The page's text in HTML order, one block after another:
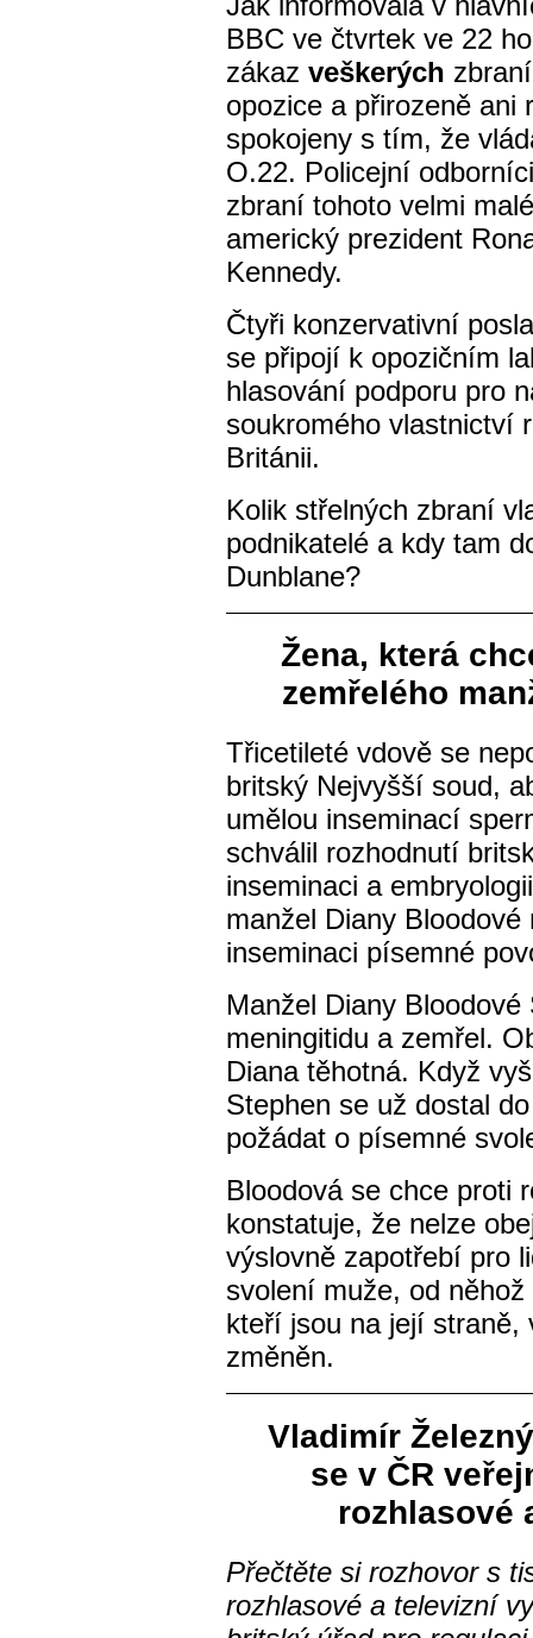
BBC ve čtvrtek ve 22
zákaz veškerých
opozice a přirozeně ani
spokojeny s tím, že
O.22. Policejní
zbraní tohoto velmi
americký prezident
Kennedy.
Čtyři konzervativní
se připojí k opozičním
hlasování podporu pro
soukromého vlastnictví
Británii.
Kolik střelných zbraní
podnikatelé a kdy tam
Dunblane?
Žena, která
zemřelého
Třicetileté vdově se
britský Nejvyšší soud,
umělou inseminací
schválil rozhodnutí
inseminaci a
manžel Diany
inseminaci písemné
Manžel Diany
meningitidu a zemřel.
Diana těhotná. Když
Stephen se už dostal
požádat o písemné
Bloodová se chce proti
konstatuje, že nelze
výslovně zapotřebí pro
svolení muže, od
kteří jsou na její straně,
změněn.
Vladimír
se v ČR
rozhlasové
Přečtěte si rozhovor s
rozhlasové a televizní